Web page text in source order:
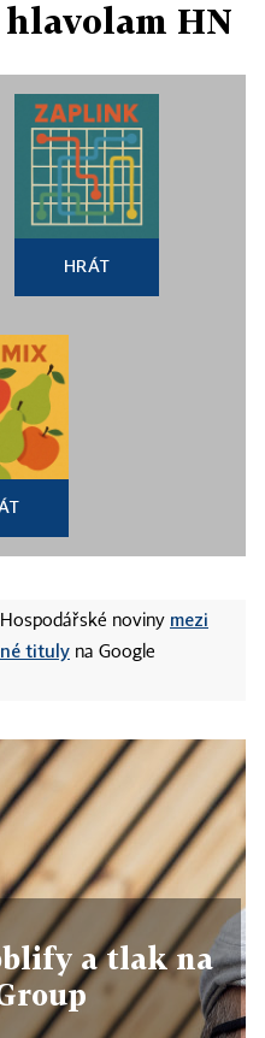
HN
HRÁT
noviny mezi
tituly na Google
a tlak na